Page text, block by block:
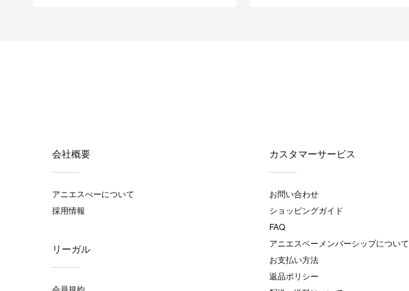
会社概要
アニエスべーについて
採用情報
リーガル
会員規約
カスタマーサービス
お問い合わせ
ショッピングガイド
FAQ
アニエスベーメンバーシップについて
お支払い方法
返品ポリシー